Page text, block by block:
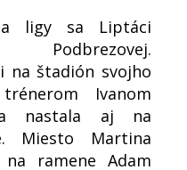
ligy sa Liptáci
na štadión svojho
Ivanom
nastala aj na
Miesto Martina
ramene Adam